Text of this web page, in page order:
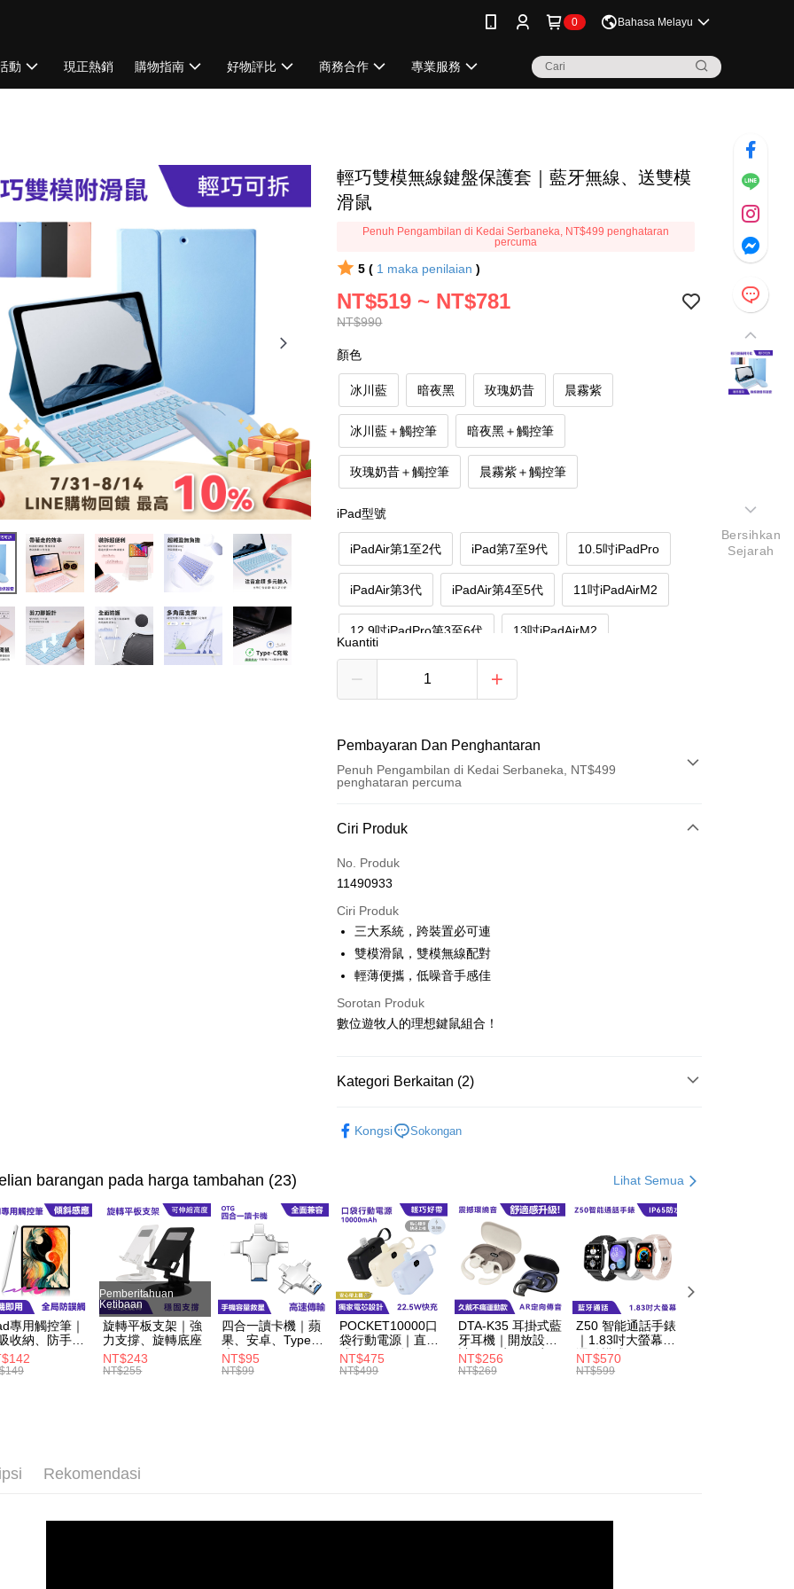
0 Bahasa Melayu
動 現正熱銷 購物指南 好物評比 商務合作 專業服務
輕巧雙模無線鍵盤保護套｜藍牙無線、送雙模
滑鼠
Penuh Pengambilan di Kedai Serbaneka, NT$499 penghataran
percuma
5 ( 1 maka penilaian )
NT$990
NT$519 ~ NT$781
顏色
冰川藍 暗夜黑 玫瑰奶昔 晨霧紫
冰川藍＋觸控筆 暗夜黑＋觸控筆
玫瑰奶昔＋觸控筆 晨霧紫＋觸控筆
iPad型號
iPadAir第1至2代 iPad第7至9代 10.5吋iPadPro
iPadAir第3代 iPadAir第4至5代 11吋iPadAirM2
12.9吋iPadPro第3至6代 13吋iPadAirM2
Kuantiti
Pembayaran Dan Penghantaran
Penuh Pengambilan di Kedai Serbaneka, NT$499
penghataran percuma
Kaedah Pembayaran
Kad Kredit (Bayaran Penuh)
Pengambilan di Kedai Serbaneka
LINE Pay
Apple Pay
Easy Wallet
Pemindahan ATM
Pilihan Penghantaran
NT$499 atau lebih
付款後全家取貨
NT$60/pesanan | Penghantaran percuma untuk pesanan
NT$499 atau lebih
萊爾富取貨付款
NT$60/pesanan | Penghantaran percuma untuk pesanan
NT$598 atau lebih
Ciri Produk
No. Produk
11490933
Ciri Produk
三大系統，跨裝置必可連
雙模滑鼠，雙模無線配對
輕薄便攜，低噪音手感佳
Sorotan Produk
數位遊牧人的理想鍵鼠組合！
Kategori Berkaitan (2)
Kongsi Sokongan
barangan pada harga tambahan (23) Lihat Semua
專用觸控筆｜
收納、防手掌
Pemberitahuan
Ketibaan
旋轉平板支架｜強
力支撐、旋轉底座
NT$243
NT$255
四合一讀卡機｜蘋
果、安卓、Type-C
適用
NT$95
NT$99
POCKET10000口
袋行動電源｜直插
式Type-C插頭、
PD快充
NT$475
NT$499
DTA-K35 耳掛式藍
牙耳機｜開放設
計、AR定向傳音
NT$256
NT$269
Z50 智能通話手錶
｜1.83吋大螢幕、
運動模式
NT$570
NT$599
Rekomendasi
Bersihkan
Sejarah